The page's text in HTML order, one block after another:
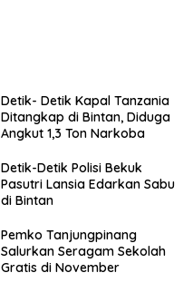
Detik- Detik Kapal Tanzania
Ditangkap di Bintan, Diduga
Angkut 1,3 Ton Narkoba
Detik-Detik Polisi Bekuk
Pasutri Lansia Edarkan Sabu
di Bintan
Pemko Tanjungpinang
Salurkan Seragam Sekolah
Gratis di November